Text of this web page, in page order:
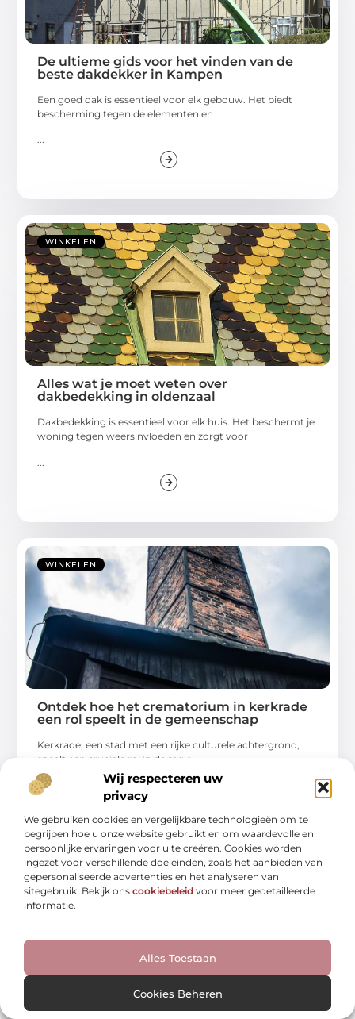
Wij respecteren uw
privacy
We gebruiken cookies en vergelijkbare technologieën om te
begrijpen hoe u onze website gebruikt en om waardevolle en
persoonlijke ervaringen voor u te creëren. Cookies worden
ingezet voor verschillende doeleinden, zoals het aanbieden van
gepersonaliseerde advertenties en het analyseren van
sitegebruik. Bekijk ons cookiebeleid voor meer gedetailleerde
informatie.
Alles Toestaan
Cookies Beheren
De ultieme gids voor het vinden van de
beste dakdekker in Kampen
Een goed dak is essentieel voor elk gebouw. Het biedt
bescherming tegen de elementen en
...
WINKELEN
Alles wat je moet weten over
dakbedekking in oldenzaal
Dakbedekking is essentieel voor elk huis. Het beschermt je
woning tegen weersinvloeden en zorgt voor
WINKELEN
Ontdek hoe het crematorium in kerkrade
een rol speelt in de gemeenschap
Kerkrade, een stad met een rijke culturele achtergrond,
speelt een cruciale rol in de regio
...
WINKELEN